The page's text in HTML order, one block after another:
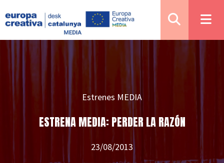
Estrenes MEDIA
ESTRENA MEDIA: PERDER LA RAZÓN
23/08/2013